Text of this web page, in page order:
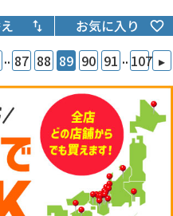
お気に入り
.. 87 88 89 90 91 .. 107 ▸